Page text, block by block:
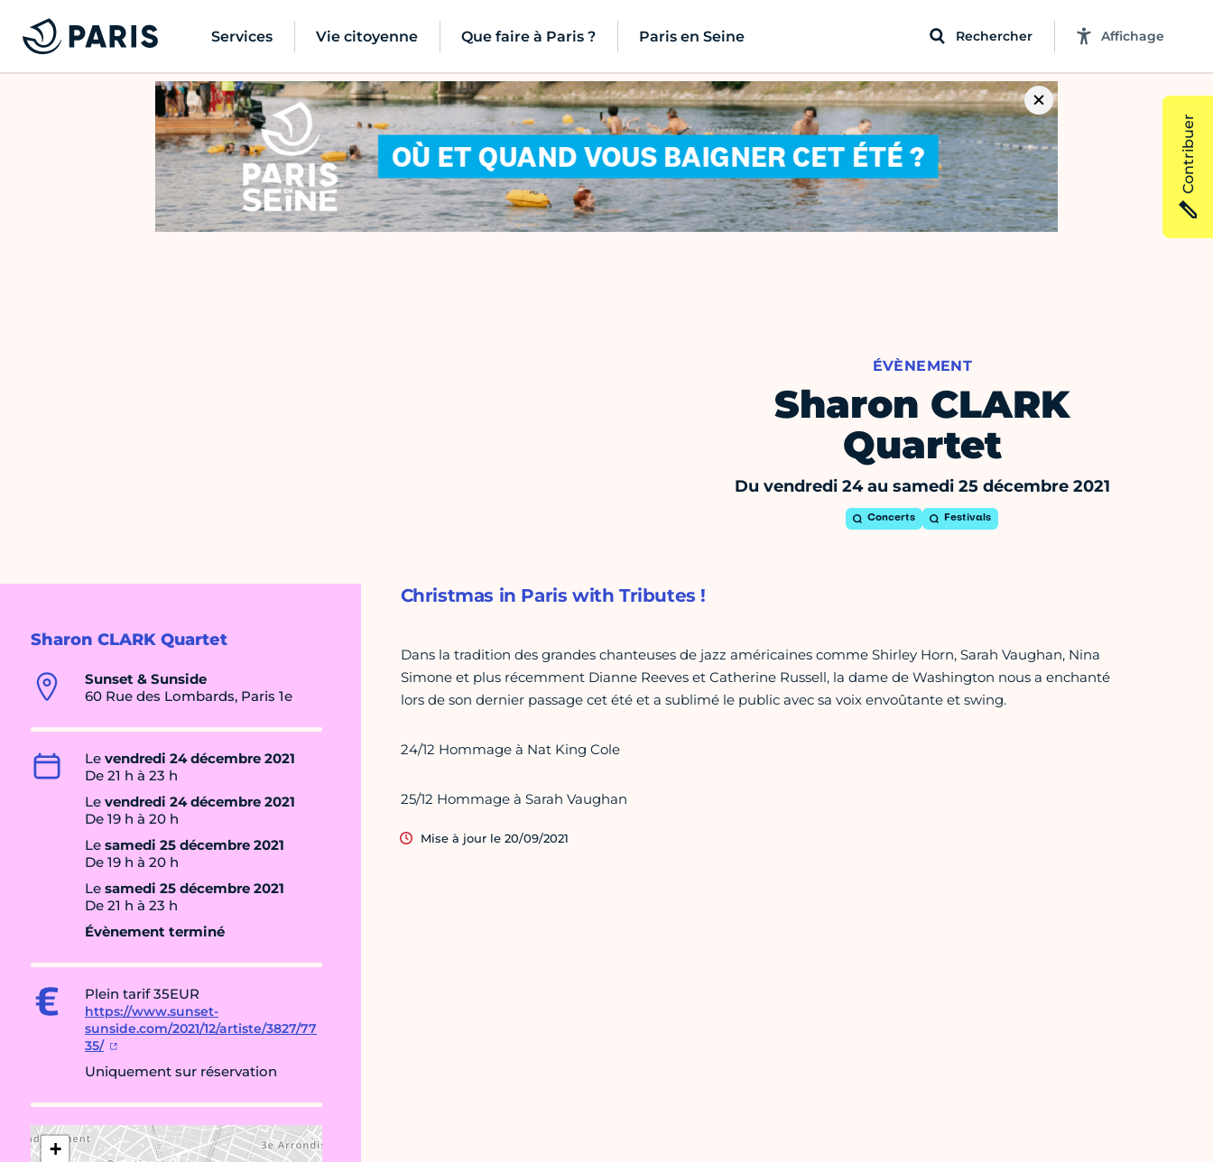
Services Vie citoyenne Que faire à Paris ? Paris en Seine Rechercher Affichage
ÉVÈNEMENT
Sharon CLARK
Quartet
Du vendredi 24 au samedi 25 décembre 2021
Concerts Festivals
Sharon CLARK Quartet
Sunset & Sunside
60 Rue des Lombards, Paris 1e
Le vendredi 24 décembre 2021
De 21 h à 23 h
Le vendredi 24 décembre 2021
De 19 h à 20 h
Le samedi 25 décembre 2021
De 19 h à 20 h
Le samedi 25 décembre 2021
De 21 h à 23 h
Évènement terminé
Plein tarif 35EUR
https://www.sunset-
sunside.com/2021/12/artiste/3827/77
35/
Uniquement sur réservation
+
Christmas in Paris with Tributes !
Dans la tradition des grandes chanteuses de jazz américaines comme Shirley Horn, Sarah Vaughan, Nina
Simone et plus récemment Dianne Reeves et Catherine Russell, la dame de Washington nous a enchanté
lors de son dernier passage cet été et a sublimé le public avec sa voix envoûtante et swing.
24/12 Hommage à Nat King Cole
25/12 Hommage à Sarah Vaughan
Mise à jour le 20/09/2021
Contribuer